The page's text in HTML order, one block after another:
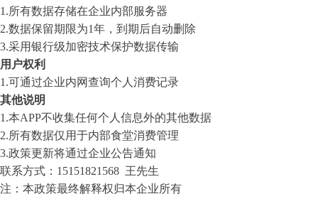
1.所有数据存储在企业内部服务器
2.数据保留期限为1年，到期后自动删除
3.采用银行级加密技术保护数据传输
用户权利
1.可通过企业内网查询个人消费记录
其他说明
1.本APP不收集任何个人信息外的其他数据
2.所有数据仅用于内部食堂消费管理
3.政策更新将通过企业公告通知
联系方式： 15151821568 王先生
注：本政策最终解释权归本企业所有